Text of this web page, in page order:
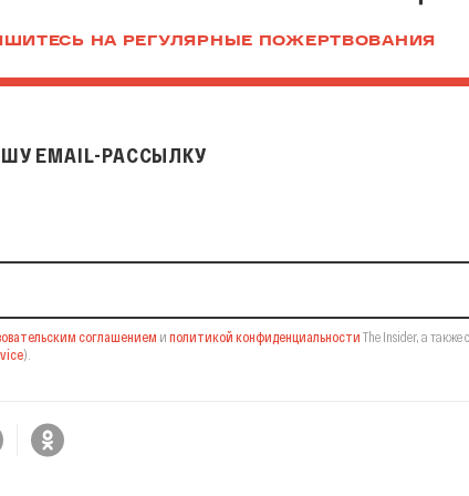
НА РЕГУЛЯРНЫЕ ПОЖЕРТВОВАНИЯ
EMAIL-РАССЫЛКУ
соглашением и политикой конфиденциальности The Insider, а также
).